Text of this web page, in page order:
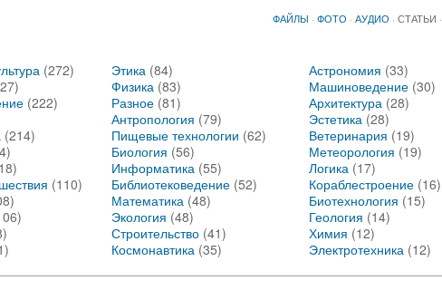
ФАЙЛЫ · ФОТО · АУДИО · СТАТЬИ ·
(272)
(222)
(214)
(110)
Этика (84)
Физика (83)
Разное (81)
Антропология (79)
Пищевые технологии (62)
Биология (56)
Информатика (55)
Библиотековедение (52)
Математика (48)
Экология (48)
Строительство (41)
Космонавтика (35)
Астрономия (33)
Машиноведение (30)
Архитектура (28)
Эстетика (28)
Ветеринария (19)
Метеорология (19)
Логика (17)
Кораблестроение (16)
Биотехнология (15)
Геология (14)
Химия (12)
Электротехника (12)